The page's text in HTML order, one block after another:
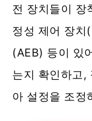
전 장치들이 장
정성 제어 장치
(AEB) 등이 있
는지 확인하고,
아 설정을 조정